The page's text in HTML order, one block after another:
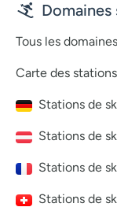
Domaines
Tous les
Carte des
Stations de
Stations de
Stations de
Stations de